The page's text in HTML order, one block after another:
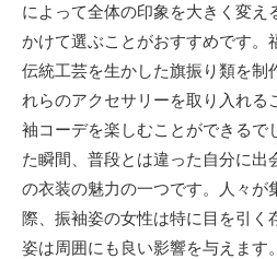
によって全体の印象を大きく変え
かけて選ぶことがおすすめです。
伝統工芸を生かした旗振り類を制
れらのアクセサリーを取り入れる
袖コーデを楽しむことができるで
た瞬間、普段とは違った自分に出
の衣装の魅力の一つです。人々が
際、振袖姿の女性は特に目を引く
姿は周囲にも良い影響を与えます。